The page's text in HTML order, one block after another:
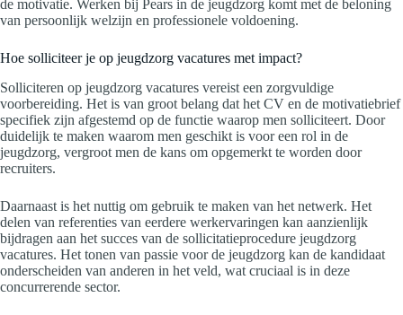
de motivatie. Werken bij Pears in de jeugdzorg komt met de beloning
van persoonlijk welzijn en professionele voldoening.
Hoe solliciteer je op jeugdzorg vacatures met impact?
Solliciteren op jeugdzorg vacatures vereist een zorgvuldige
voorbereiding. Het is van groot belang dat het CV en de motivatiebrief
specifiek zijn afgestemd op de functie waarop men solliciteert. Door
duidelijk te maken waarom men geschikt is voor een rol in de
jeugdzorg, vergroot men de kans om opgemerkt te worden door
recruiters.
Daarnaast is het nuttig om gebruik te maken van het netwerk. Het
delen van referenties van eerdere werkervaringen kan aanzienlijk
bijdragen aan het succes van de sollicitatieprocedure jeugdzorg
vacatures. Het tonen van passie voor de jeugdzorg kan de kandidaat
onderscheiden van anderen in het veld, wat cruciaal is in deze
concurrerende sector.